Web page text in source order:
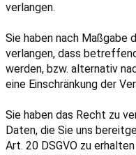
verlangen.
Sie haben nach Maßgabe
verlangen, dass
werden, bzw. alternativ
eine Einschränkung der
Sie haben das Recht zu
Daten, die Sie uns
Art. 20 DSGVO zu